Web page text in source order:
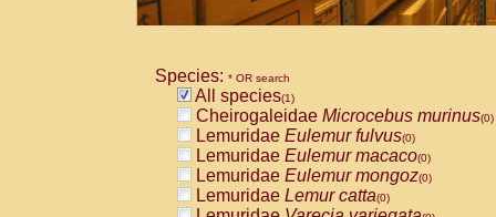
Species: * OR search
All species(1)
Cheirogaleidae Microcebus murinus(0)
Lemuridae Eulemur fulvus(0)
Lemuridae Eulemur macaco(0)
Lemuridae Eulemur mongoz(0)
Lemuridae Lemur catta(0)